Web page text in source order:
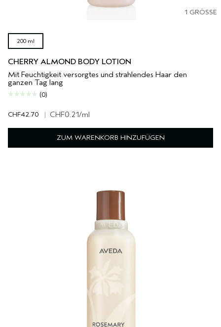
1 GRÖSSE
200 ml
CHERRY ALMOND BODY LOTION
Mit Feuchtigkeit versorgtes und strahlendes Haar den
ganzen Tag lang
(0)
CHF42.70 | CHF0.21/ml
ZUM WARENKORB HINZUFÜGEN